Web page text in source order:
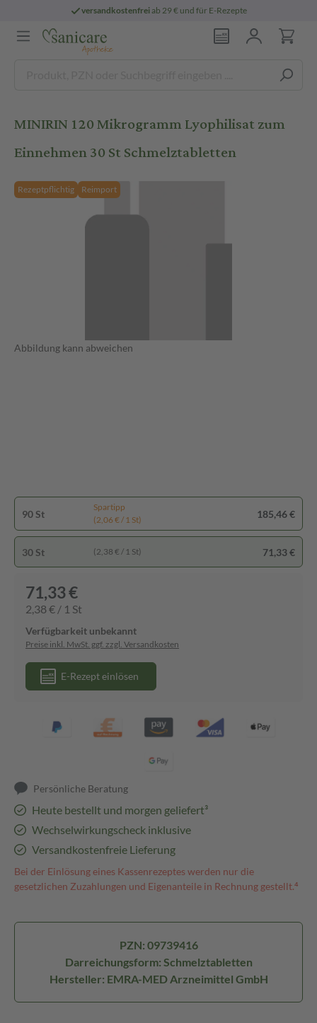
versandkostenfreiab 29 € und für E-Rezepte
MINIRIN 120 Mikrogramm Lyophilisat zum
Einnehmen 30 St Schmelztabletten
Rezeptpflichtig Reimport
Abbildung kann abweichen
90 St
Spartipp
(2,06 € / 1 St)
185,46 €
30 St (2,38 € / 1 St) 71,33 €
71,33 €
2,38 € / 1 St
Verfügbarkeit unbekannt
Preise inkl. MwSt. ggf. zzgl. Versandkosten
E-Rezept einlösen
Persönliche Beratung
Heute bestellt und morgen geliefert³
Wechselwirkungscheck inklusive
Versandkostenfreie Lieferung
Bei der Einlösung eines Kassenrezeptes werden nur die
gesetzlichen Zuzahlungen und Eigenanteile in Rechnung gestellt.⁴
PZN: 09739416
Darreichungsform: Schmelztabletten
Hersteller: EMRA-MED Arzneimittel GmbH